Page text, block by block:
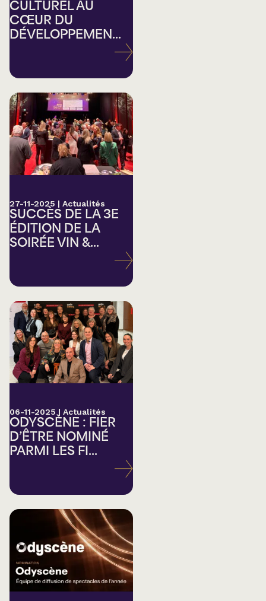
CULTUREL AU
CŒUR DU
DÉVELOPPEMEN...
27-11-2025 | Actualités
SUCCÈS DE LA 3E
ÉDITION DE LA
SOIRÉE VIN &...
06-11-2025 | Actualités
ODYSCÈNE : FIER
D’ÊTRE NOMINÉ
PARMI LES FI...